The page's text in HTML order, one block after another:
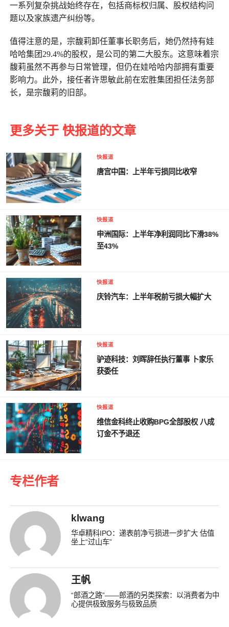
一系列复杂挑战始终存在，包括商标权归属、股权结构问
题以及家族遗产纠纷等。
值得注意的是，宗馥莉卸任董事长职务后，她仍然持有娃
哈哈集团29.4%的股权，是公司的第二大股东。这意味着宗
馥莉虽然不再参与日常管理，但仍在娃哈哈内部拥有重要
影响力。此外，接任者许思敏此前在宏胜集团担任法务部
长，是宗馥莉的旧部。
更多关于 快报道的文章
快报道
唐宫中国：上半年亏损同比收窄
快报道
申洲国际：上半年净利润同比下滑38%
至43%
快报道
庆铃汽车：上半年税前亏损大幅扩大
快报道
驴迹科技：刘晖辞任执行董事 卜家乐
获委任
快报道
维信金科终止收购BPG全部股权 八成
订金不予退还
专栏作者
klwang
华卓精科IPO：递表前净亏损进一步扩大 估值
坐上“过山车”
王帆
“郎酒之路”——郎酒的另类探索：以消费者为中
心提供极致服务与极致品质